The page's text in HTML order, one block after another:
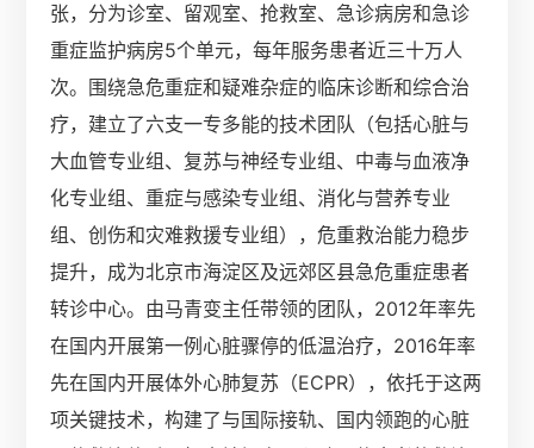
张，分为诊室、留观室、抢救室、急诊病房和急诊
重症监护病房5个单元，每年服务患者近三十万人
次。围绕急危重症和疑难杂症的临床诊断和综合治
疗，建立了六支一专多能的技术团队（包括心脏与
大血管专业组、复苏与神经专业组、中毒与血液净
化专业组、重症与感染专业组、消化与营养专业
组、创伤和灾难救援专业组），危重救治能力稳步
提升，成为北京市海淀区及远郊区县急危重症患者
转诊中心。由马青变主任带领的团队，2012年率先
在国内开展第一例心脏骤停的低温治疗，2016年率
先在国内开展体外心肺复苏（ECPR），依托于这两
项关键技术，构建了与国际接轨、国内领跑的心脏